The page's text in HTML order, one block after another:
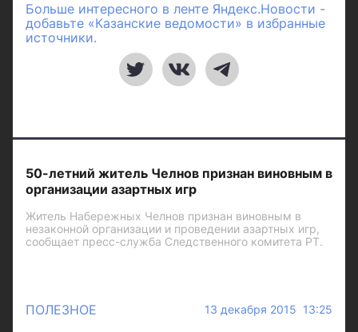
Больше интересного в ленте Яндекс.Новости -
добавьте «Казанские ведомости» в избранные
источники.
50-летний житель Челнов признан виновным в
организации азартных игр
Житель Набережных Челнов признан виновным в
незаконной организации и проведении азартных игр,
сообщает пресс-служба Следственного комитета РТ.
ПОЛЕЗНОЕ 13 декабря 2015 13:25